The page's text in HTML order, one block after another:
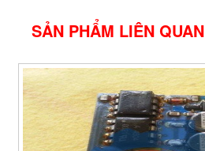
SẢN PHẨM LIÊN QUAN